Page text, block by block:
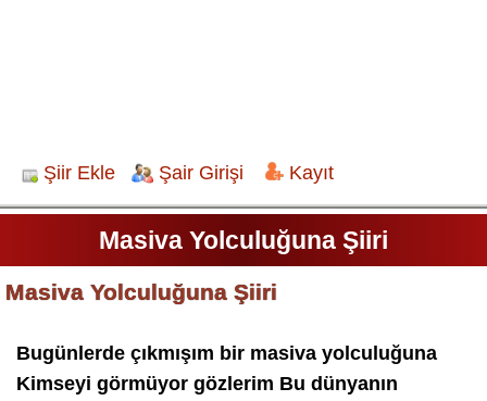
Şiir Ekle Şair Girişi Kayıt
Masiva Yolculuğuna Şiiri
Masiva Yolculuğuna Şiiri
Bugünlerde çıkmışım bir masiva yolculuğuna
Kimseyi görmüyor gözlerim Bu dünyanın